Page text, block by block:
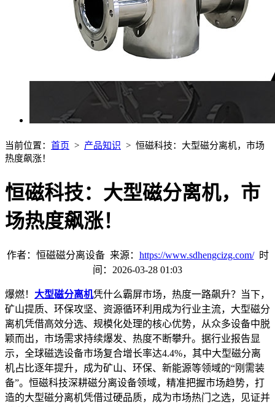
当前位置： 首页 > 产品知识 > 恒磁科技：大型磁分离机，市场
热度飙涨！
恒磁科技：大型磁分离机，市
场热度飙涨！
作者：恒磁磁分离设备 来源： https://www.sdhengcizg.com/时
间：2026-03-28 01:03
爆燃！ 大型磁分离机凭什么霸屏市场，热度一路飙升？当下，
矿山提质、环保攻坚、资源循环利用成为行业主流，大型磁分
离机凭借高效分选、规模化处理的核心优势，从众多设备中脱
颖而出，市场需求持续爆发、热度不断攀升。据行业报告显
示，全球磁选设备市场复合增长率达4.4%，其中大型磁分离
机占比逐年提升，成为矿山、环保、新能源等领域的“刚需装
备”。恒磁科技深耕磁分离设备领域，精准把握市场趋势，打
造的大型磁分离机凭借过硬品质，成为市场热门之选，见证并